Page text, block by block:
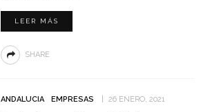
LEER MÁS
SHARE
ANDALUCIA EMPRESAS 26 ENERO, 2021